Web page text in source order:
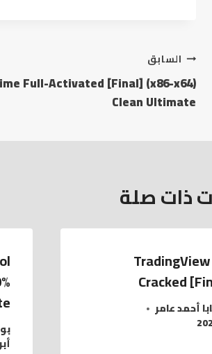
السابق
Full-Activated [Final] (x86-x64)
Clean Ultimate
ذات صلة
Cracked
أحمد عامر